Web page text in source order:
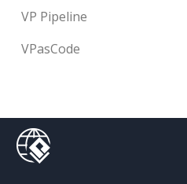
VP Pipeline
VPasCode